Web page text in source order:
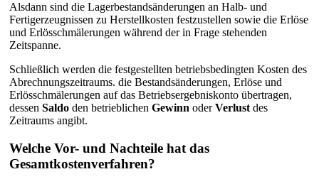
Alsdann sind die Lagerbestandsänderungen an Halb- und
Fertigerzeugnissen zu Herstellkosten festzustellen sowie die Erlöse
und Erlösschmälerungen während der in Frage stehenden
Zeitspanne.
Schließlich werden die festgestellten betriebsbedingten Kosten des
Abrechnungszeitraums. die Bestandsänderungen, Erlöse und
Erlösschmälerungen auf das Betriebsergebniskonto übertragen,
dessen Saldo den betrieblichen Gewinn oderVerlustdes
Zeitraums angibt.
Welche Vor- und Nachteile hat das
Gesamtkostenverfahren?